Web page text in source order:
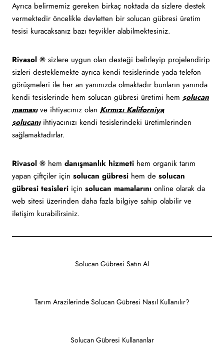
Ayrıca belirmemiz gereken birkaç noktada da sizlere destek
vermektedir öncelikle devletten bir solucan gübresi üretim
tesisi kuracaksanız bazı teşvikler alabilmektesiniz.
Rivasol ® sizlere uygun olan desteği belirleyip projelendirip
sizleri desteklemekte ayrıca kendi tesislerinde yada telefon
görüşmeleri ile her an yanınızda olmaktadır bunların yanında
kendi tesislerinde hem solucan gübresi üretimi hem solucan
mamasıve ihtiyacınız olan Kırmızı Kaliforniya
solucanı ihtiyacınızı kendi tesislerindeki üretimlerinden
sağlamaktadırlar.
Rivasol ® hem danışmanlık hizmeti hem organik tarım
yapan çiftçiler için solucan gübresi hem de solucan
gübresi tesisleri için solucan mamalarını online olarak da
web sitesi üzerinden daha fazla bilgiye sahip olabilir ve
iletişim kurabilirsiniz.
Solucan Gübresi Satın Al
Tarım Arazilerinde Solucan Gübresi Nasıl Kullanılır?
Solucan Gübresi Kullananlar